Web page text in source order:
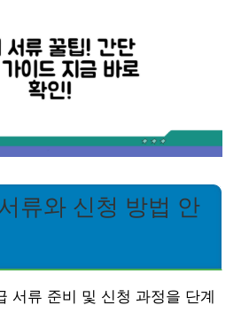
류와 신청 방법 안
서류 준비 및 신청 과정을 단계